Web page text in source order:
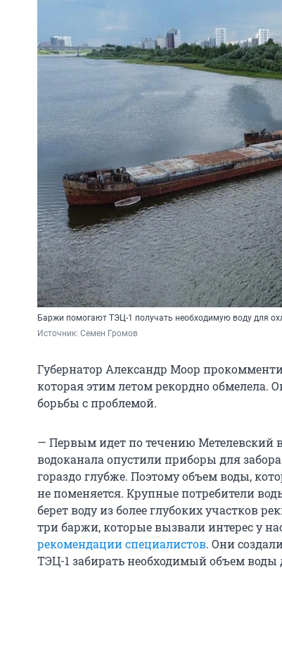
Баржи помогают ТЭЦ-1 получать необходимую воду для
Источник: Семен Громов
Губернатор Александр Моор
которая этим летом рекордно обмелела.
борьбы с проблемой.
— Первым идет по течению Метелевский
водоканала опустили приборы для
гораздо глубже. Поэтому объем воды,
не поменяется. Крупные потребители
берет воду из более глубоких участков
три баржи, которые вызвали интерес у
рекомендации специалистов. Они
ТЭЦ-1 забирать необходимый объем